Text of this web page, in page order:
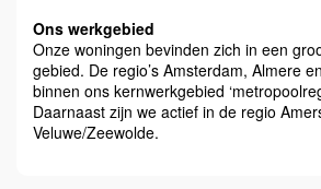
Ons werkgebied
Onze woningen bevinden zich in een
gebied. De regio’s Amsterdam, Almere
binnen ons kernwerkgebied
Daarnaast zijn we actief in de regio
Veluwe/Zeewolde.